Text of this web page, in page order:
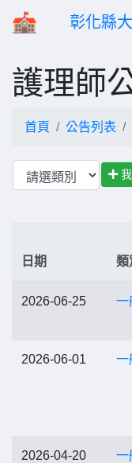
彰化縣
護理師
首頁 公告列表
我
日期 類
2026-06-25 一
2026-06-01 一
2026-04-20 一